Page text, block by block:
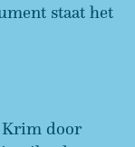
staat het
Krim door